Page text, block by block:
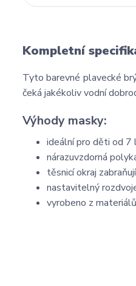
Kompletní
Tyto barevné plavecké
čeká jakékoliv vodní
Výhody masky:
ideální pro děti od
nárazuvzdorná
těsnicí okraj
nastavitelný
vyrobeno z